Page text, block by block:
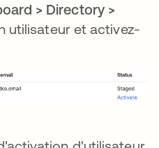
> Directory >
utilisateur et activez-